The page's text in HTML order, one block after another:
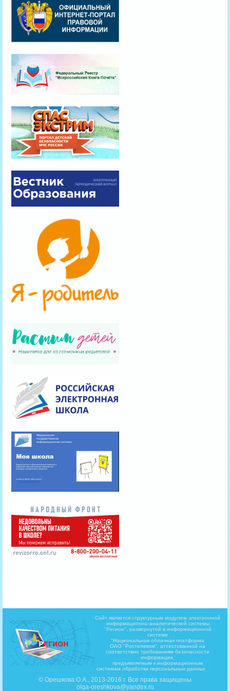
Сайт является структурным модулем электронной
информационно-аналитической системы
"Регион",
развернутой в информационной
системе
"Национальная облачная платформа
ОАО "Ростелеком", аттестованной на
соответствие требованиям безопасности
информации,
предъявляемым к информационным
системам обработки персональных данных
© Орешкова О.А., 2013-2016 г. Все права защищены
olga-oreshkova@yandex.ru